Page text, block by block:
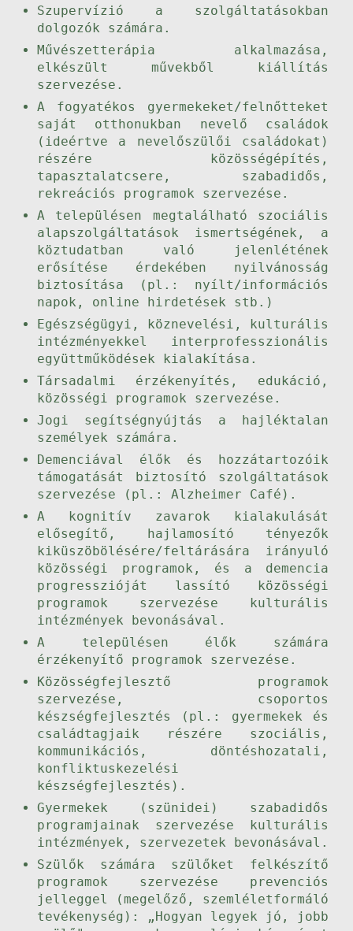
Szupervízió a szolgáltatásokban
dolgozók számára.
Művészetterápia alkalmazása,
elkészült művekből kiállítás
szervezése.
A fogyatékos gyermekeket/felnőtteket
saját otthonukban nevelő családok
(ideértve a nevelőszülői családokat)
részére közösségépítés,
tapasztalatcsere, szabadidős,
rekreációs programok szervezése.
A településen megtalálható szociális
alapszolgáltatások ismertségének, a
köztudatban való jelenlétének
erősítése érdekében nyilvánosság
biztosítása (pl.: nyílt/információs
napok, online hirdetések stb.)
Egészségügyi, köznevelési, kulturális
intézményekkel interprofesszionális
együttműködések kialakítása.
Társadalmi érzékenyítés, edukáció,
közösségi programok szervezése.
Jogi segítségnyújtás a hajléktalan
személyek számára.
Demenciával élők és hozzátartozóik
támogatását biztosító szolgáltatások
szervezése (pl.: Alzheimer Café).
A kognitív zavarok kialakulását
elősegítő, hajlamosító tényezők
kiküszöbölésére/feltárására irányuló
közösségi programok, és a demencia
progresszióját lassító közösségi
programok szervezése kulturális
intézmények bevonásával.
A településen élők számára
érzékenyítő programok szervezése.
Közösségfejlesztő programok
szervezése, csoportos
készségfejlesztés (pl.: gyermekek és
családtagjaik részére szociális,
kommunikációs, döntéshozatali,
konfliktuskezelési
készségfejlesztés).
Gyermekek (szünidei) szabadidős
programjainak szervezése kulturális
intézmények, szervezetek bevonásával.
Szülők számára szülőket felkészítő
programok szervezése prevenciós
jelleggel (megelőző, szemléletformáló
tevékenység): „Hogyan legyek jó, jobb